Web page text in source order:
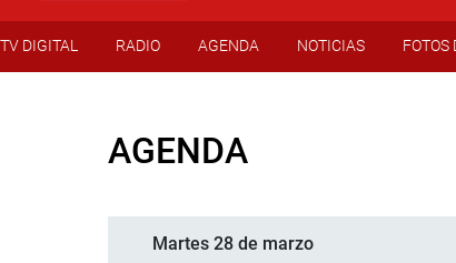
TV DIGITAL RADIO AGENDA NOTICIAS FOTOS
AGENDA
Martes 28 de marzo